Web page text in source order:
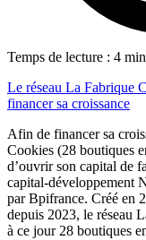
Temps de lecture : 4 min
Le réseau La Fabrique
financer sa croissance
Afin de financer sa
Cookies (28 boutiques
d’ouvrir son capital de
capital-développement
par Bpifrance. Créé en
depuis 2023, le réseau
à ce jour 28 boutiques